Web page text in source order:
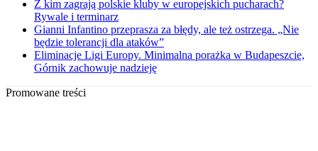
Z kim zagrają polskie kluby w europejskich pucharach?
Rywale i terminarz
Gianni Infantino przeprasza za błędy, ale też ostrzega. „Nie
będzie tolerancji dla ataków”
Eliminacje Ligi Europy. Minimalna porażka w Budapeszcie,
Górnik zachowuje nadzieję
Promowane treści